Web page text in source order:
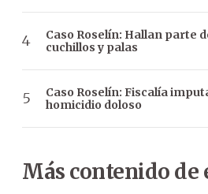
Caso Roselín: Hallan parte
cuchillos y palas
Caso Roselín: Fiscalía
homicidio doloso
Más contenido de